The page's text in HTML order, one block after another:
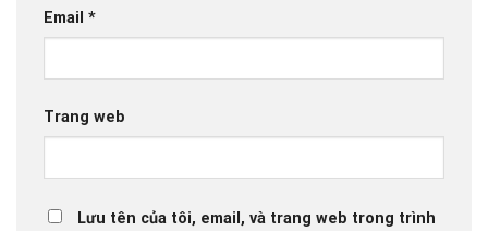
Email *
Trang web
Lưu tên của tôi, email, và trang web trong trình